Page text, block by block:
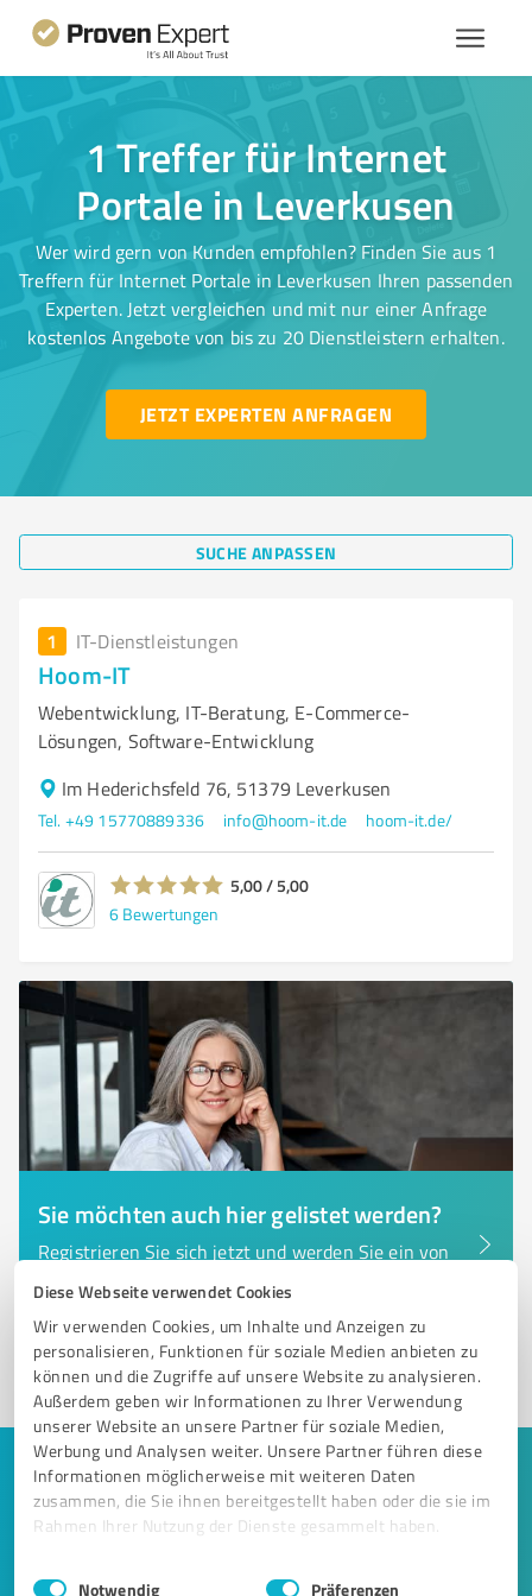
Diese Webseite verwendet Cookies
Wir verwenden Cookies, um Inhalte und Anzeigen zu
personalisieren, Funktionen für soziale Medien anbieten zu
können und die Zugriffe auf unsere Website zu analysieren.
Außerdem geben wir Informationen zu Ihrer Verwendung
unserer Website an unsere Partner für soziale Medien,
Werbung und Analysen weiter. Unsere Partner führen diese
Informationen möglicherweise mit weiteren Daten
zusammen, die Sie ihnen bereitgestellt haben oder die sie im
Rahmen Ihrer Nutzung der Dienste gesammelt haben.
Impressum Datenschutzbestimmungen
Einwilligungsauswahl
Notwendig Präferenzen
1 Treffer für Internet
Portale in Leverkusen
Wer wird gern von Kunden empfohlen? Finden Sie aus 1
Treffern für Internet Portale in Leverkusen Ihren passenden
Experten. Jetzt vergleichen und mit nur einer Anfrage
kostenlos Angebote von bis zu 20 Dienstleistern erhalten.
JETZT EXPERTEN ANFRAGEN
SUCHE ANPASSEN
1 IT-Dienstleistungen
Hoom-IT
Webentwicklung, IT-Beratung, E-Commerce-
Lösungen, Software-Entwicklung
Im Hederichsfeld 76, 51379 Leverkusen
Tel. +49 15770889336 info@hoom-it.de hoom-it.de/
5,00 / 5,00
6 Bewertungen
Sie möchten auch hier gelistet werden?
Registrieren Sie sich jetzt und werden Sie ein von
Kunden empfohlener ProvenExpert!
1
Keine Zeit für lange Recherchen und E-
Mails? Jetzt Angebote empfangen!
Lassen Sie sich einfach von passenden Experten in Ihrer